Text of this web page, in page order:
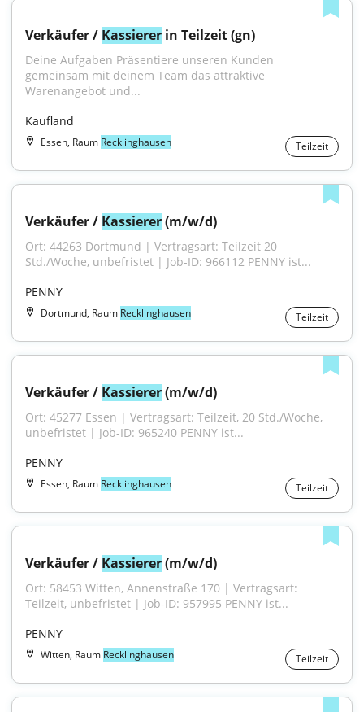
Verkäufer / Kassierer in Teilzeit (gn)
Deine Aufgaben Präsentiere unseren Kunden
gemeinsam mit deinem Team das attraktive
Warenangebot und...
Kaufland
Essen, Raum Recklinghausen Teilzeit
Verkäufer / Kassierer (m/w/d)
Ort: 44263 Dortmund | Vertragsart: Teilzeit 20
Std./Woche, unbefristet | Job-ID: 966112 PENNY ist...
PENNY
Dortmund, Raum Recklinghausen Teilzeit
Verkäufer / Kassierer (m/w/d)
Ort: 45277 Essen | Vertragsart: Teilzeit, 20 Std./Woche,
unbefristet | Job-ID: 965240 PENNY ist...
PENNY
Essen, Raum Recklinghausen Teilzeit
Verkäufer / Kassierer (m/w/d)
Ort: 58453 Witten, Annenstraße 170 | Vertragsart:
Teilzeit, unbefristet | Job-ID: 957995 PENNY ist...
PENNY
Witten, Raum Recklinghausen Teilzeit